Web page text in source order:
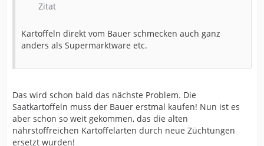
Zitat
Kartoffeln direkt vom Bauer schmecken auch ganz
anders als Supermarktware etc.
Das wird schon bald das nächste Problem. Die
Saatkartoffeln muss der Bauer erstmal kaufen! Nun ist es
aber schon so weit gekommen, das die alten
nährstoffreichen Kartoffelarten durch neue Züchtungen
ersetzt wurden!